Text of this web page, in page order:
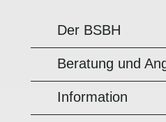
Der BSBH
Beratung und
Information